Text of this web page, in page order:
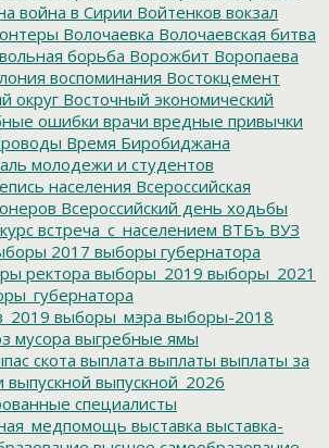
война в Сирии Войтенков вокзал
Волочаевка Волочаевская битва
вольная борьба Ворожбит Воропаева
воспоминания Востокцемент
округ Восточный экономический
ошибки врачи вредные привычки
Время Биробиджана
молодежи и студентов
населения Всероссийская
Всероссийский день ходьбы
встреча_с_населением ВТБъ ВУЗ
2017 выборы губернатора
ректора выборы_2019 выборы_2021
выборы_мэра выборы-2018
мусора выгребные ямы
скота выплата выплаты выплаты за
выпускной выпускной_2026
специалисты
выставка выставка-